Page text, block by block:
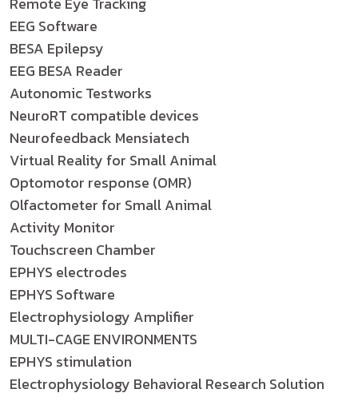
EEG Software
BESA Epilepsy
EEG BESA Reader
Autonomic Testworks
NeuroRT compatible devices
Neurofeedback Mensiatech
Virtual Reality for Small Animal
Optomotor response (OMR)
Olfactometer for Small Animal
Activity Monitor
Touchscreen Chamber
EPHYS electrodes
EPHYS Software
Electrophysiology Amplifier
MULTI-CAGE ENVIRONMENTS
EPHYS stimulation
Electrophysiology Behavioral Research Solution